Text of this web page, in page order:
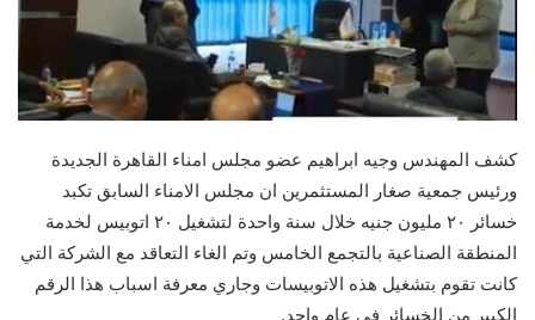
كشف المهندس وجيه ابراهيم عضو مجلس امناء القاهرة الجديدة
ورئيس جمعية صغار المستثمرين ان مجلس الامناء السابق تكبد
خسائر ٢٠ مليون جنيه خلال سنة واحدة لتشغيل ٢٠ اتوبيس لخدمة
المنطقة الصناعية بالتجمع الخامس وتم الغاء التعاقد مع الشركة التي
كانت تقوم بتشغيل هذه الاتوبيسات وجاري معرفة اسباب هذا الرقم
الكبير من الخسائر في عام واحد.